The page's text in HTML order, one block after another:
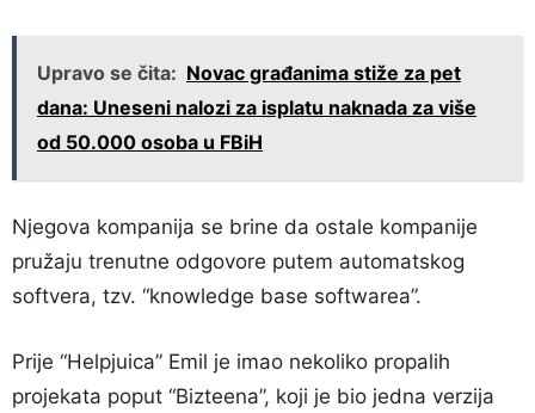
Upravo se čita: Novac građanima stiže za pet
dana: Uneseni nalozi za isplatu naknada za više
od 50.000 osoba u FBiH
Njegova kompanija se brine da ostale kompanije
pružaju trenutne odgovore putem automatskog
softvera, tzv. “knowledge base softwarea”.
Prije “Helpjuica” Emil je imao nekoliko propalih
projekata poput “Bizteena”, koji je bio jedna verzija